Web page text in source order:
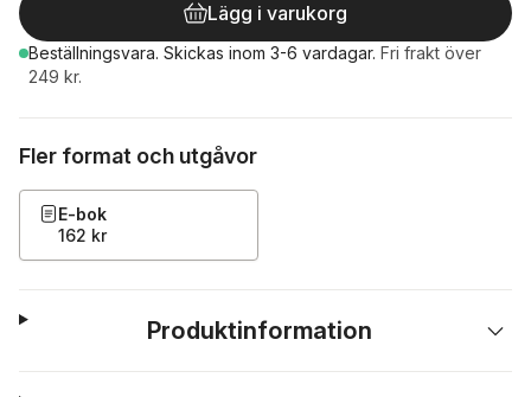
Lägg i varukorg
Beställningsvara. Skickas inom 3-6 vardagar. Fri frakt över
249 kr.
Fler format och utgåvor
E-bok
162 kr
Produktinformation